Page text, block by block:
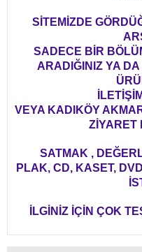
SİTEMİZDE
SADECE BİR
ARADIĞINIZ YA
VEYA KADIKÖY
ZİYARET
SATMAK ,
PLAK, CD, KASET,
İLGİNİZ İÇİN ÇOK